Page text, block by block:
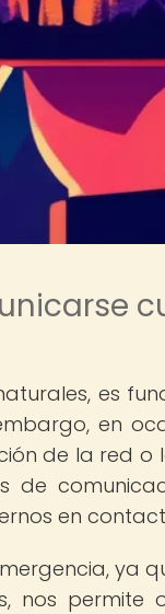
es
en
de la red
de
en
ya
nos permite